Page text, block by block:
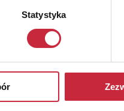
Statystyka